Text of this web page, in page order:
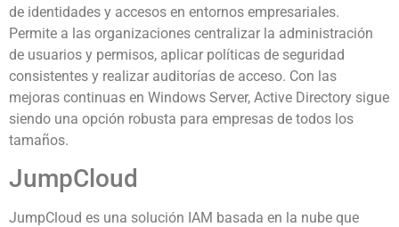
de identidades y accesos en entornos empresariales.
Permite a las organizaciones centralizar la administración
de usuarios y permisos, aplicar políticas de seguridad
consistentes y realizar auditorías de acceso. Con las
mejoras continuas en Windows Server, Active Directory sigue
siendo una opción robusta para empresas de todos los
tamaños.
JumpCloud
JumpCloud es una solución IAM basada en la nube que